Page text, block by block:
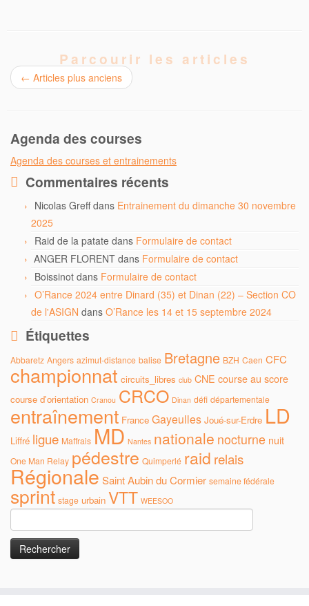
Parcourir les articles
← Articles plus anciens
Agenda des courses
Agenda des courses et entrainements
Commentaires récents
Nicolas Greffdans Entrainement du dimanche 30 novembre
2025
Raid de la patate dans Formulaire de contact
ANGER FLORENT dans Formulaire de contact
Boissinot dans Formulaire de contact
O’Rance 2024 entre Dinard (35) et Dinan (22) – Section CO
de l'ASIGN dans O’Rance les 14 et 15 septembre 2024
Étiquettes
Abbaretz Angers azimut-distance balise Bretagne BZH Caen CFC
championnat circuits_libres club CNE course au score
course d'orientation Cranou CRCO Dinan défi départementale
entraînement France Gayeulles Joué-sur-Erdre LD
Liffré ligue Maffrais MD Nantes nationale nocturne nuit
One Man Relay pédestre Quimperlé raid relais
Régionale Saint Aubin du Cormier semaine fédérale
sprint stage urbain VTT WEESOO